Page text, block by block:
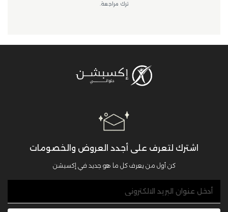
ترك مراجعة.
اشترك لتعرف على أجدد العروض والخصومات
كن أول من يعرف كل ما هو جديد في إكسبشن